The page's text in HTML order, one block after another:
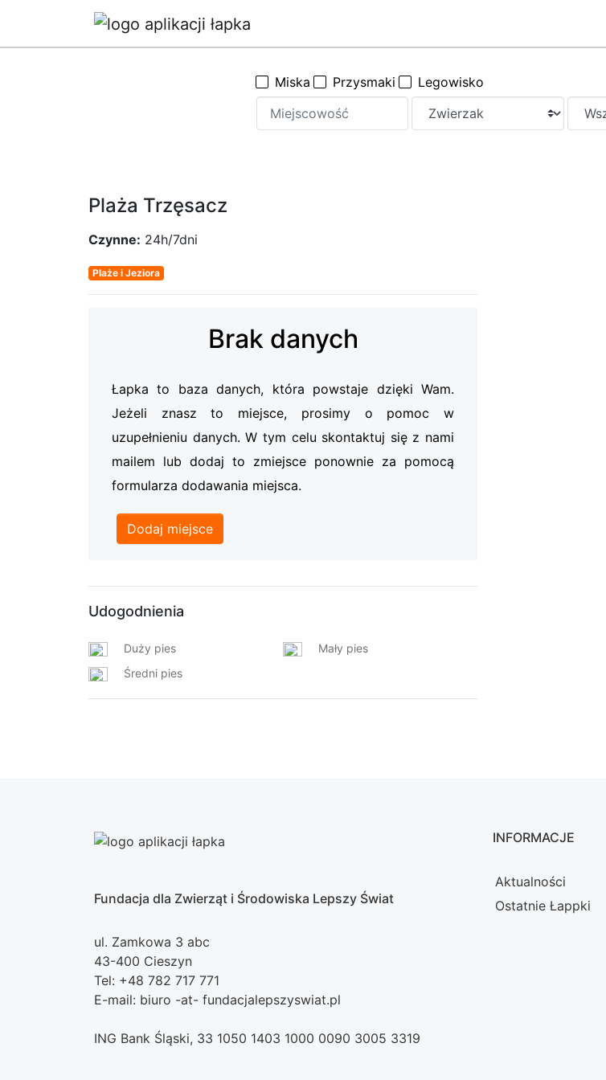
Miska Przysmaki Legowisko
Plaża Trzęsacz
Czynne: 24h/7dni
Plaże i Jeziora
Brak danych
Łapka to baza danych, która powstaje dzięki Wam.
Jeżeli znasz to miejsce, prosimy o pomoc w
uzupełnieniu danych. W tym celu skontaktuj się z nami
mailem lub dodaj to zmiejsce ponownie za pomocą
formularza dodawania miejsca.
Dodaj miejsce
Udogodnienia
Duży pies
Mały pies
Średni pies
Fundacja dla Zwierząt i Środowiska Lepszy Świat
ul. Zamkowa 3 abc
43-400 Cieszyn
Tel: +48 782 717 771
E-mail: biuro -at- fundacjalepszyswiat.pl
INFORMACJE
Aktualności
Ostatnie Łappki
ING Bank Śląski, 33 1050 1403 1000 0090 3005 3319